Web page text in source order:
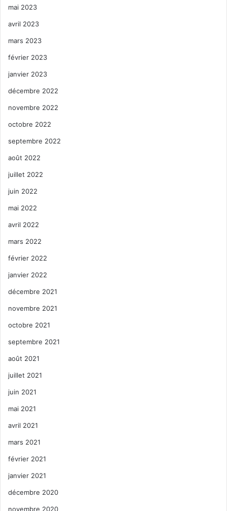
mai 2023
avril 2023
mars 2023
février 2023
janvier 2023
décembre 2022
novembre 2022
octobre 2022
septembre 2022
août 2022
juillet 2022
juin 2022
mai 2022
avril 2022
mars 2022
février 2022
janvier 2022
décembre 2021
novembre 2021
octobre 2021
septembre 2021
août 2021
juillet 2021
juin 2021
mai 2021
avril 2021
mars 2021
février 2021
janvier 2021
décembre 2020
novembre 2020